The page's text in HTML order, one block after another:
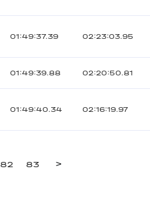
01:49:37.39 02:23:03.95
01:49:39.88 02:20:50.81
01:49:40.34 02:16:19.97
82 83 >